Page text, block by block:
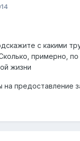
с какими
примерно,
жизни
предоставление